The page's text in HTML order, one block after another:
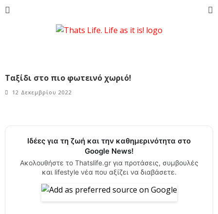
Ταξίδι στο πιο φωτεινό χωριό!
12 Δεκεμβρίου 2022
Ιδέες για τη ζωή και την καθημερινότητα στο
Google News!
Ακολουθήστε το Thatslife.gr για προτάσεις, συμβουλές
και lifestyle νέα που αξίζει να διαβάσετε.